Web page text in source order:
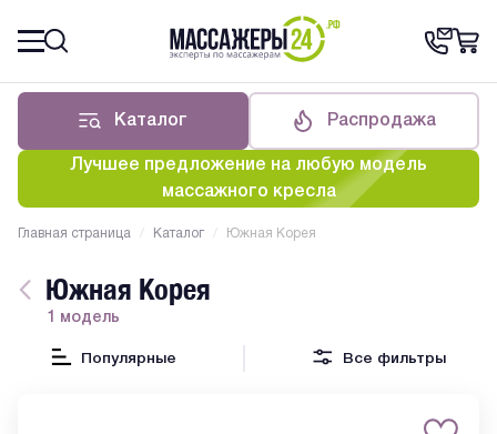
Каталог Распродажа
Лучшее предложение на любую модель
массажного кресла
Главная страница / Каталог / Южная Корея
Южная Корея
1 модель
Популярные Все фильтры